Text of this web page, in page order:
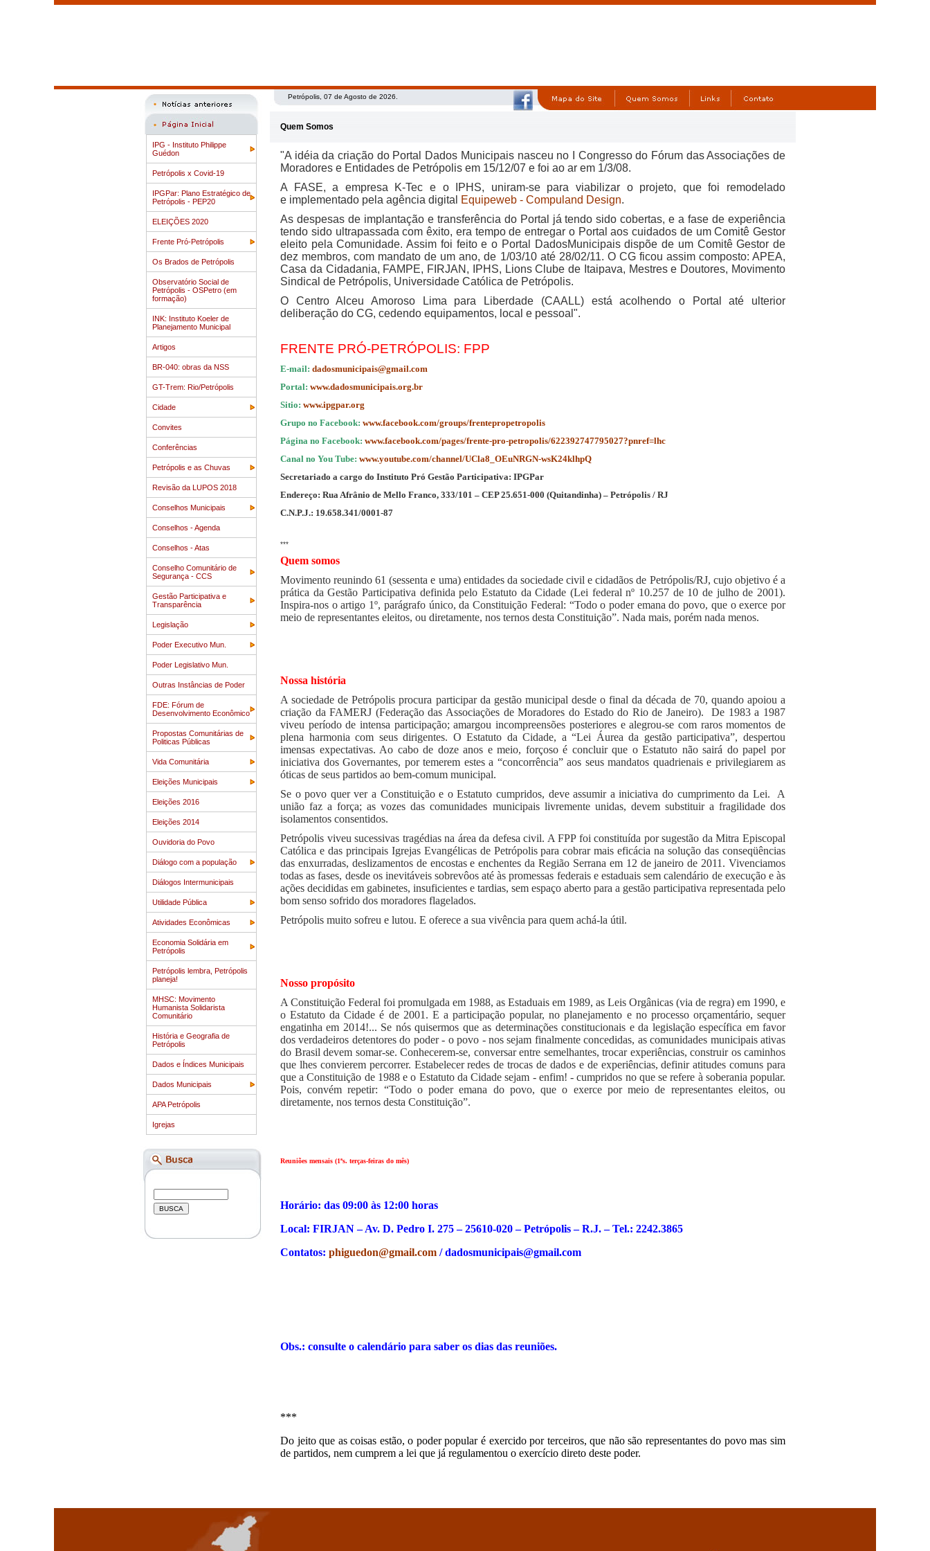
IPG - Instituto Philippe
Guédon
Petrópolis x Covid-19
IPGPar: Plano Estratégico de
Petrópolis - PEP20
ELEIÇÕES 2020
Frente Pró-Petrópolis
Os Brados de Petrópolis
Observatório Social de
Petrópolis - OSPetro (em
formação)
INK: Instituto Koeler de
Planejamento Municipal
Artigos
BR-040: obras da NSS
GT-Trem: Rio/Petrópolis
Cidade
Convites
Conferências
Petrópolis e as Chuvas
Revisão da LUPOS 2018
Conselhos Municipais
Conselhos - Agenda
Conselhos - Atas
Conselho Comunitário de
Segurança - CCS
Gestão Participativa e
Transparência
Legislação
Poder Executivo Mun.
Poder Legislativo Mun.
Outras Instâncias de Poder
FDE: Fórum de
Desenvolvimento Econômico
Propostas Comunitárias de
Politicas Públicas
Vida Comunitária
Eleições Municipais
Eleições 2016
Eleições 2014
Ouvidoria do Povo
Diálogo com a população
Diálogos Intermunicipais
Utilidade Pública
Atividades Econômicas
Economia Solidária em
Petrópolis
Petrópolis lembra, Petrópolis
planeja!
MHSC: Movimento
Humanista Solidarista
Comunitário
História e Geografia de
Petrópolis
Dados e Índices Municipais
Dados Municipais
APA Petrópolis
Igrejas
Petrópolis, 07 de Agosto de 2026.
Quem Somos
"A idéia da criação do Portal Dados Municipais nasceu no I Congresso do Fórum das Associações de
Moradores e Entidades de Petrópolis em 15/12/07 e foi ao ar em 1/3/08.
A FASE, a empresa K-Tec e o IPHS, uniram-se para viabilizar o projeto, que foi remodelado
e implementado pela agência digital
Equipeweb - Compuland Design.
As despesas de implantação e transferência do Portal já tendo sido cobertas, e a fase de experiência
tendo sido ultrapassada com êxito, era tempo de entregar o Portal aos cuidados de um Comitê Gestor
eleito pela Comunidade. Assim foi feito e o Portal DadosMunicipais dispõe de um Comitê Gestor de
dez membros, com mandato de um ano, de 1/03/10 até 28/02/11. O CG ficou assim composto: APEA,
Casa da Cidadania, FAMPE, FIRJAN, IPHS, Lions Clube de Itaipava, Mestres e Doutores, Movimento
Sindical de Petrópolis, Universidade Católica de Petrópolis.
O Centro Alceu Amoroso Lima para Liberdade (CAALL) está acolhendo o Portal até ulterior
deliberação do CG, cedendo equipamentos, local e pessoal".
FRENTE PRÓ-PETRÓPOLIS: FPP
E-mail: dadosmunicipais@gmail.com
Portal: www.dadosmunicipais.org.br
Sitio: www.ipgpar.org
Grupo no Facebook: www.facebook.com/groups/frentepropetropolis
Página no Facebook: www.facebook.com/pages/frente-pro-petropolis/622392747795027?pnref=lhc
Canal no You Tube: www.youtube.com/channel/UCla8_OEuNRGN-wsK24klhpQ
Secretariado a cargo do Instituto Pró Gestão Participativa: IPGPar
Endereço: Rua Afrânio de Mello Franco, 333/101 – CEP 25.651-000 (Quitandinha) – Petrópolis / RJ
C.N.P.J.: 19.658.341/0001-87
***
Quem somos
Movimento reunindo 61 (sessenta e uma) entidades da sociedade civil e cidadãos de Petrópolis/RJ, cujo objetivo é a
prática da Gestão Participativa definida pelo Estatuto da Cidade (Lei federal nº 10.257 de 10 de julho de 2001).
Inspira-nos o artigo 1º, parágrafo único, da Constituição Federal: “Todo o poder emana do povo, que o exerce por
meio de representantes eleitos, ou diretamente, nos ternos desta Constituição”. Nada mais, porém nada menos.
Nossa história
A sociedade de Petrópolis procura participar da gestão municipal desde o final da década de 70, quando apoiou a
criação da FAMERJ (Federação das Associações de Moradores do Estado do Rio de Janeiro). De 1983 a 1987
viveu período de intensa participação; amargou incompreensões posteriores e alegrou-se com raros momentos de
plena harmonia com seus dirigentes. O Estatuto da Cidade, a “Lei Áurea da gestão participativa”, despertou
imensas expectativas. Ao cabo de doze anos e meio, forçoso é concluir que o Estatuto não sairá do papel por
iniciativa dos Governantes, por temerem estes a “concorrência” aos seus mandatos quadrienais e privilegiarem as
óticas de seus partidos ao bem-comum municipal.
Se o povo quer ver a Constituição e o Estatuto cumpridos, deve assumir a iniciativa do cumprimento da Lei. A
união faz a força; as vozes das comunidades municipais livremente unidas, devem substituir a fragilidade dos
isolamentos consentidos.
Petrópolis viveu sucessivas tragédias na área da defesa civil. A FPP foi constituída por sugestão da Mitra Episcopal
Católica e das principais Igrejas Evangélicas de Petrópolis para cobrar mais eficácia na solução das conseqüências
das enxurradas, deslizamentos de encostas e enchentes da Região Serrana em 12 de janeiro de 2011. Vivenciamos
todas as fases, desde os inevitáveis sobrevôos até às promessas federais e estaduais sem calendário de execução e às
ações decididas em gabinetes, insuficientes e tardias, sem espaço aberto para a gestão participativa representada pelo
bom senso sofrido dos moradores flagelados.
Petrópolis muito sofreu e lutou. E oferece a sua vivência para quem achá-la útil.
Nosso propósito
A Constituição Federal foi promulgada em 1988, as Estaduais em 1989, as Leis Orgânicas (via de regra) em 1990, e
o Estatuto da Cidade é de 2001. E a participação popular, no planejamento e no processo orçamentário, sequer
engatinha em 2014!... Se nós quisermos que as determinações constitucionais e da legislação específica em favor
dos verdadeiros detentores do poder - o povo - nos sejam finalmente concedidas, as comunidades municipais ativas
do Brasil devem somar-se. Conhecerem-se, conversar entre semelhantes, trocar experiências, construir os caminhos
que lhes convierem percorrer. Estabelecer redes de trocas de dados e de experiências, definir atitudes comuns para
que a Constituição de 1988 e o Estatuto da Cidade sejam - enfim! - cumpridos no que se refere à soberania popular.
Pois, convém repetir: “Todo o poder emana do povo, que o exerce por meio de representantes eleitos, ou
diretamente, nos ternos desta Constituição”.
Reuniões mensais (1ªs. terças-feiras do mês)
Horário: das 09:00 às 12:00 horas
Local: FIRJAN – Av. D. Pedro I. 275 – 25610-020 – Petrópolis – R.J. – Tel.: 2242.3865
Contatos: phiguedon@gmail.com /dadosmunicipais@gmail.com
Obs.: consulte o calendário para saber os dias das reuniões.
***
Do jeito que as coisas estão, o poder popular é exercido por terceiros, que não são representantes do povo mas sim
de partidos, nem cumprem a lei que já regulamentou o exercício direto deste poder.